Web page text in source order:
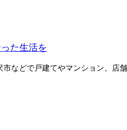
た生活を
などで戸建てやマンション、店